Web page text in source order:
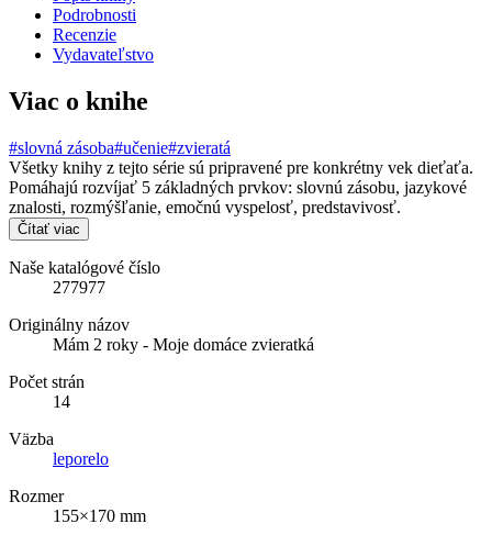
Podrobnosti
Recenzie
Vydavateľstvo
Viac o knihe
#slovná zásoba#učenie#zvieratá
Všetky knihy z tejto série sú pripravené pre konkrétny vek dieťaťa.
Pomáhajú rozvíjať 5 základných prvkov: slovnú zásobu, jazykové
znalosti, rozmýšľanie, emočnú vyspelosť, predstavivosť.
Čítať viac
Naše katalógové číslo
277977
Originálny názov
Mám 2 roky - Moje domáce zvieratká
Počet strán
14
Väzba
leporelo
Rozmer
155×170 mm